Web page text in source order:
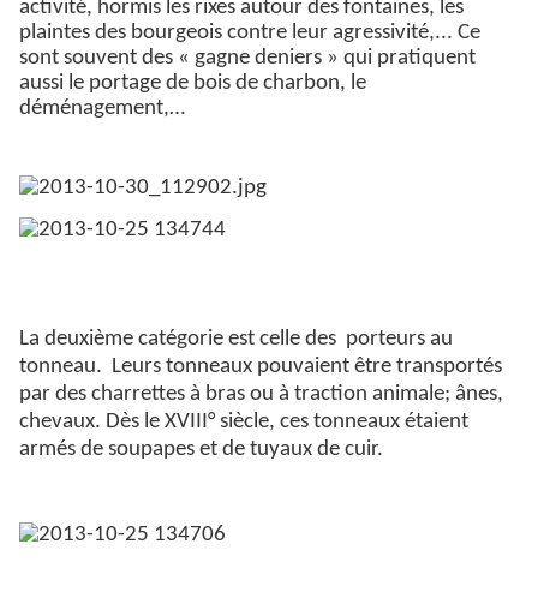
activité, hormis les rixes autour des fontaines, les
plaintes des bourgeois contre leur agressivité,... Ce
sont souvent des « gagne deniers » qui pratiquent
aussi le portage de bois de charbon, le
déménagement,…
La deuxième catégorie est celle des porteurs au
tonneau. Leurs tonneaux pouvaient être transportés
par des charrettes à bras ou à traction animale; ânes,
chevaux. Dès le XVIII° siècle, ces tonneaux étaient
armés de soupapes et de tuyaux de cuir.